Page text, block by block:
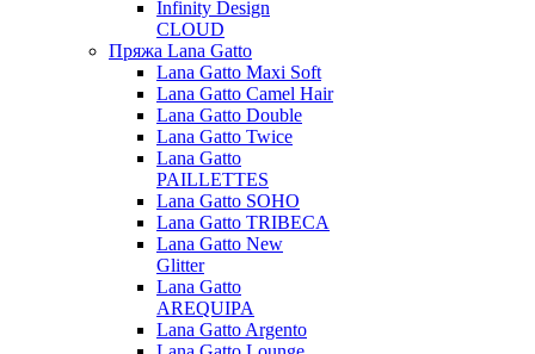
Infinity Design
CLOUD
Пряжа Lana Gatto
Lana Gatto Maxi Soft
Lana Gatto Camel Hair
Lana Gatto Double
Lana Gatto Twice
Lana Gatto
PAILLETTES
Lana Gatto SOHO
Lana Gatto TRIBECA
Lana Gatto New
Glitter
Lana Gatto
AREQUIPA
Lana Gatto Argento